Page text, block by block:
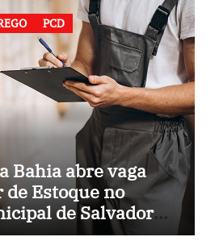
PCD
Bahia abre vaga
Estoque no
de Salvador